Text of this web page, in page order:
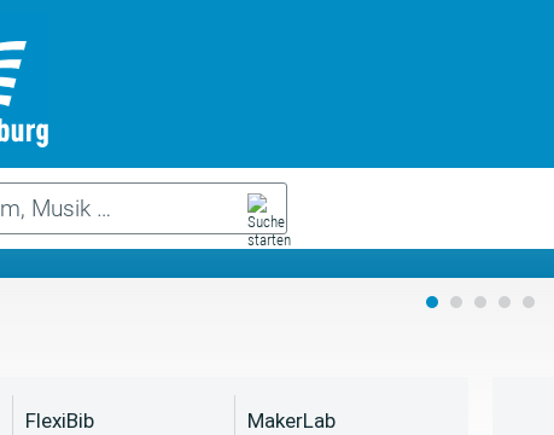
Das neue
FlexiBib MakerLab